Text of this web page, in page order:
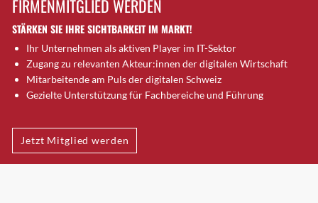
Brugg AG
Brütten
Bubendorf
Bubikon
Buchs (SG)
Bäretswil
Bülach
Cazis
FIRMENMITGLIED WERDEN
STÄRKEN SIE IHRE SICHTBARKEIT IM MARKT!
Ihr Unternehmen als aktiven Player im IT-Sektor
Zugang zu relevanten Akteur:innen der digitalen Wirtschaft
Mitarbeitende am Puls der digitalen Schweiz
Gezielte Unterstützung für Fachbereiche und Führung
Jetzt Mitglied werden